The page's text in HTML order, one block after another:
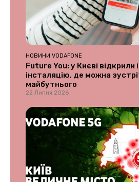
НОВИНИ VODAFONE
Future You: у Києві відкрили
інсталяцію, де можна
майбутнього
22 Липня 2026